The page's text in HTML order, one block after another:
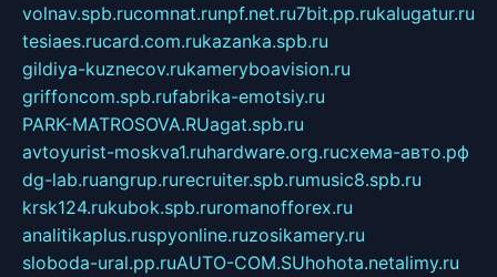
volnav.spb.rucomnat.runpf.net.ru7bit.pp.rukalugatur.ru
tesiaes.rucard.com.rukazanka.spb.ru
gildiya-kuznecov.rukameryboavision.ru
griffoncom.spb.rufabrika-emotsiy.ru
PARK-MATROSOVA.RUagat.spb.ru
avtoyurist-moskva1.ruhardware.org.ruсхема-авто.рф
dg-lab.ruangrup.rurecruiter.spb.rumusic8.spb.ru
krsk124.rukubok.spb.ruromanofforex.ru
analitikaplus.ruspyonline.ruzosikamery.ru
sloboda-ural.pp.ruAUTO-COM.SUhohota.netalimy.ru